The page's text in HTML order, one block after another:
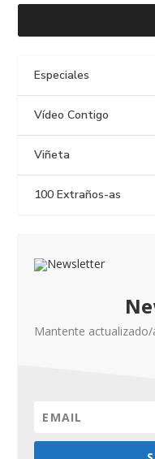
Especiales
Vídeo Contigo
Viñeta
100 Extraños-as
Mantente